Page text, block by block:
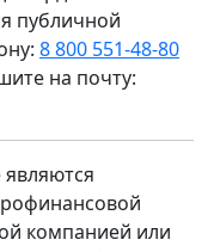
публичной
8 800 551-48-80
на почту:
компанией или